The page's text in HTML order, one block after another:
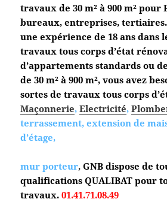
travaux de 30 m² à 900 m²
bureaux, entreprises,
une expérience de 18 ans dans
travaux tous corps d’état
d’appartements standards ou
de 30 m² à 900 m², vous avez
sortes de travaux tous corps
Maçonnerie,Electricité,
terrassement, extension de
d’étage,
mur porteur,GNB dispose de
qualifications QUALIBAT pour
travaux.01.41.71.08.49